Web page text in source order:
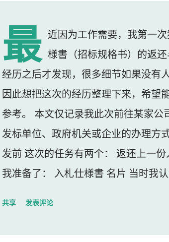
最 近因为工作需要，我第一
様書（招标规格书）的返
经历之后才发现，很多细节如果没有
因此想把这次的经历整理下来，希望
参考。 本文仅记录我此次前往某家
发标单位、政府机关或企业的办理方
发前 这次的任务有两个： 返还上一
我准备了： 入札仕様書 名片 当时我
开门。 我拿起电话后说道： お世話
共享 发表评论